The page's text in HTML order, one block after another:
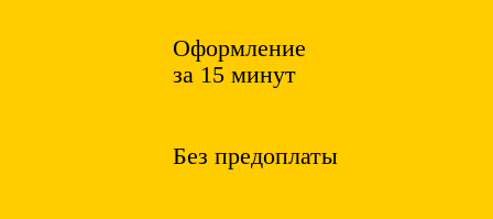
Оформление
за 15 минут
Без предоплаты